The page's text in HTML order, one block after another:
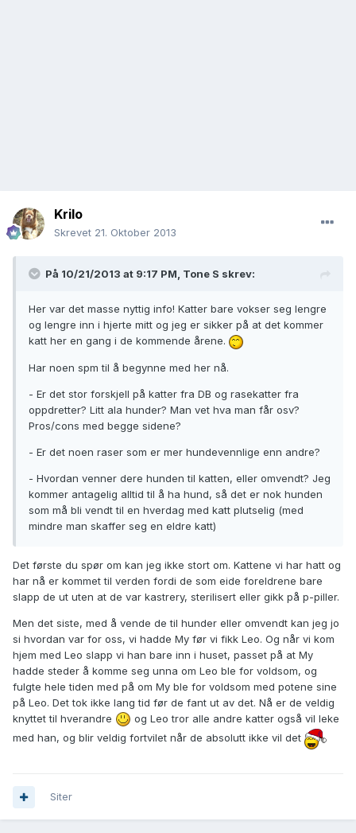
Krilo
Skrevet 21. Oktober 2013
På 10/21/2013 at 9:17 PM, Tone S skrev:
Her var det masse nyttig info! Katter bare vokser seg lengre
og lengre inn i hjerte mitt og jeg er sikker på at det kommer
katt her en gang i de kommende årene.
Har noen spm til å begynne med her nå.
- Er det stor forskjell på katter fra DB og rasekatter fra
oppdretter? Litt ala hunder? Man vet hva man får osv?
Pros/cons med begge sidene?
- Er det noen raser som er mer hundevennlige enn andre?
- Hvordan venner dere hunden til katten, eller omvendt? Jeg
kommer antagelig alltid til å ha hund, så det er nok hunden
som må bli vendt til en hverdag med katt plutselig (med
mindre man skaffer seg en eldre katt)
Det første du spør om kan jeg ikke stort om. Kattene vi har hatt og
har nå er kommet til verden fordi de som eide foreldrene bare
slapp de ut uten at de var kastrery, sterilisert eller gikk på p-piller.
Men det siste, med å vende de til hunder eller omvendt kan jeg jo
si hvordan var for oss, vi hadde My før vi fikk Leo. Og når vi kom
hjem med Leo slapp vi han bare inn i huset, passet på at My
hadde steder å komme seg unna om Leo ble for voldsom, og
fulgte hele tiden med på om My ble for voldsom med potene sine
på Leo. Det tok ikke lang tid før de fant ut av det. Nå er de veldig
knyttet til hverandre
og Leo tror alle andre katter også vil leke
med han, og blir veldig fortvilet når de absolutt ikke vil det
Siter